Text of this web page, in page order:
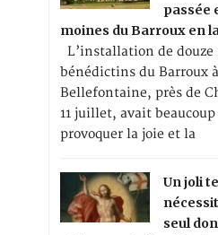
passée
moines du Barroux en
L’installation de douze
bénédictins du Barroux
Bellefontaine, près de
11 juillet, avait
provoquer la joie et la
Un joli
seul